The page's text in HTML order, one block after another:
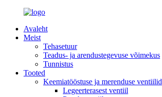
Avaleht
Meist
Tehasetuur
Teadus- ja arendustegevuse võimekus
Tunnistus
Tooted
Keemiatööstuse ja merenduse ventiilid
Legeerterasest ventiil